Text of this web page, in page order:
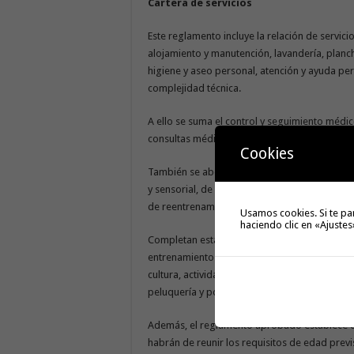
Cartera de servicios
Este reglamento incluye la relación de
alojamiento y manutención, lavandería,
higiene y aseo personal, atención y ayuda
complejidad técnica.
A ello se suma el control y seguimiento
consultas médicas y especialistas, además
También se abordan actuaciones
y sensorial, de dinamización sociocultural,
de reentrenamiento en las actividades
Completan esta cartera de servicios la
entrenamientos en habilidades personales
cultura, actividades festivas y lúdicas,
peluquería y podología.
Además, el reglamento aprobado establece
habrán de reunir los requisitos de edad
Cookies
Usamos cookies. Si te
haciendo clic en